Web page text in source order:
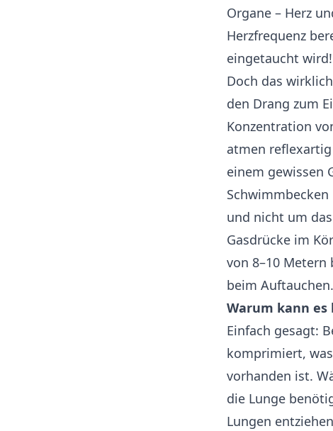
Organe – Herz
Herzfrequenz
eingetaucht wird!
Doch das
den Drang zum
Konzentration
atmen
einem gewissen
und nicht um
Gasdrücke im
von 8–10
beim Auftauchen.
Warum kann
Einfach gesagt:
komprimiert,
vorhanden ist.
die Lunge
Lungen